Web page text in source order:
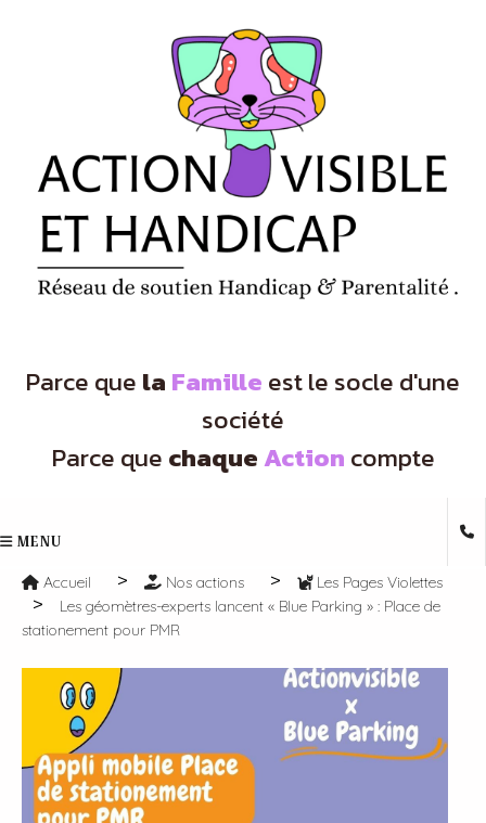
Parce que la Famille est le socle d'une
société
Parce que chaqueAction compte
MENU
Accueil Nos actions
Les Pages Violettes
Les géomètres-experts lancent « Blue Parking » : Place de
stationement pour PMR